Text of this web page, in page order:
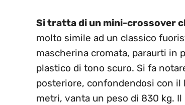
Si tratta di un mini-crossover
molto simile ad un classico
mascherina cromata, paraurti in
plastico di tono scuro. Si fa
posteriore, confondendosi con il
metri, vanta un peso di 830 kg.